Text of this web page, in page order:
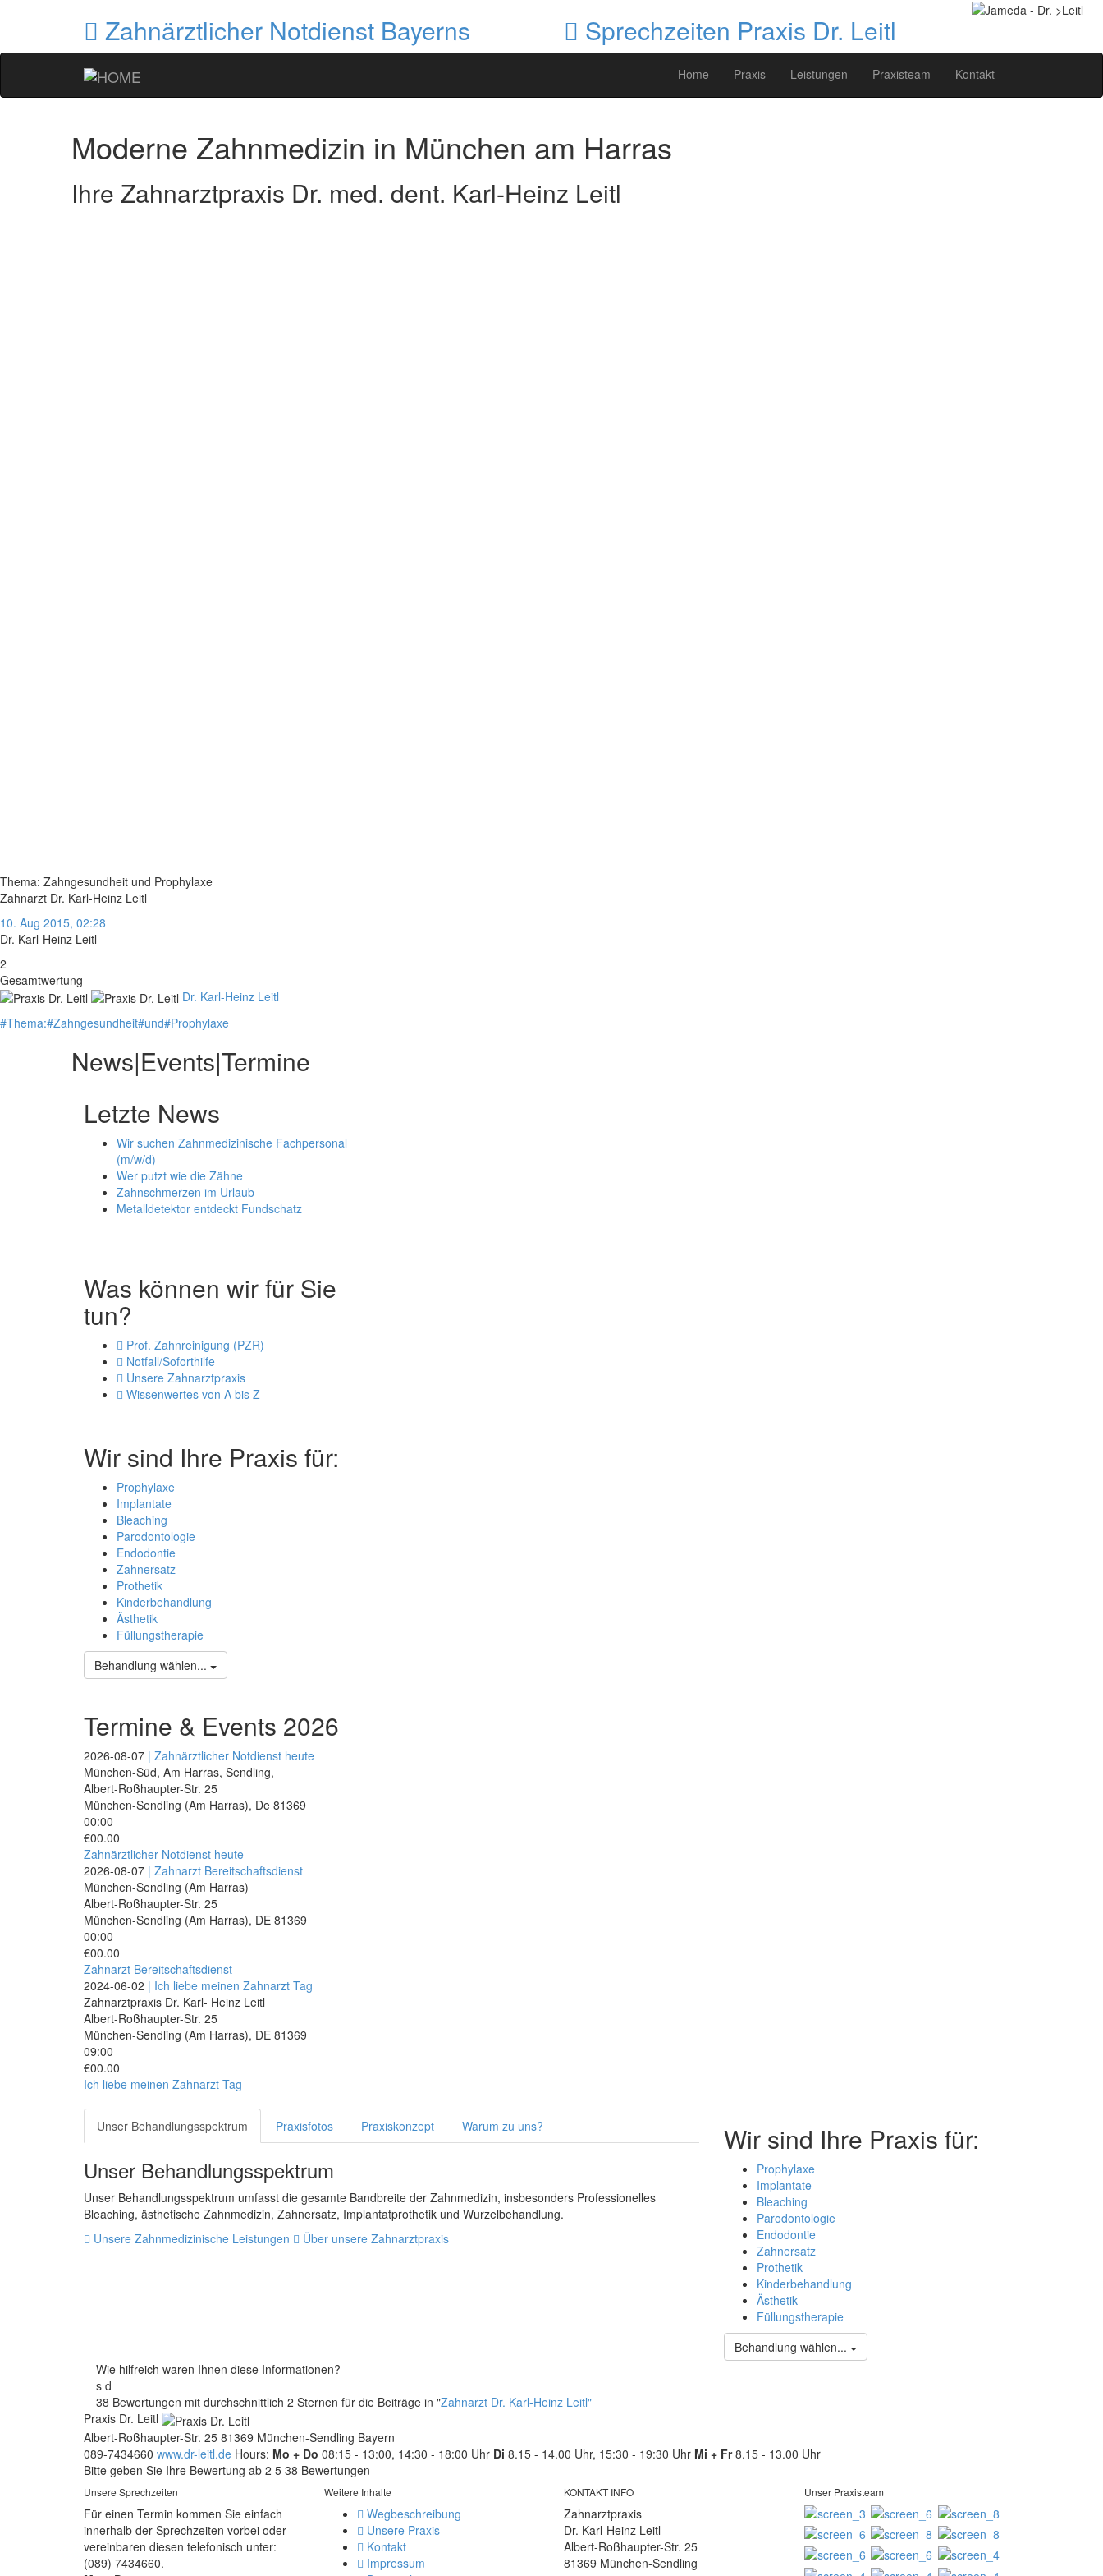
Zahnärztlicher Notdienst Bayerns Sprechzeiten Praxis Dr. Leitl
Home Praxis Leistungen Praxisteam Kontakt
Moderne Zahnmedizin in München am Harras
Ihre Zahnarztpraxis Dr. med. dent. Karl-Heinz Leitl
Thema: Zahngesundheit und Prophylaxe
Zahnarzt Dr. Karl-Heinz Leitl
10. Aug 2015, 02:28
Dr. Karl-Heinz Leitl
2
Gesamtwertung
Dr. Karl-Heinz Leitl
#Thema:#Zahngesundheit#und#Prophylaxe
News|Events|Termine
Letzte News
Wir suchen Zahnmedizinische Fachpersonal
(m/w/d)
Wer putzt wie die Zähne
Zahnschmerzen im Urlaub
Metalldetektor entdeckt Fundschatz
Was können wir für Sie
tun?
Prof. Zahnreinigung (PZR)
Notfall/Soforthilfe
Unsere Zahnarztpraxis
Wissenwertes von A bis Z
Wir sind Ihre Praxis für:
Prophylaxe
Implantate
Bleaching
Parodontologie
Endodontie
Zahnersatz
Prothetik
Kinderbehandlung
Ästhetik
Füllungstherapie
Behandlung wählen...
Termine & Events 2026
2026-08-07 | Zahnärztlicher Notdienst heute
München-Süd, Am Harras, Sendling,
Albert-Roßhaupter-Str. 25
München-Sendling (Am Harras), De 81369
00:00
€00.00
Zahnärztlicher Notdienst heute
2026-08-07 | Zahnarzt Bereitschaftsdienst
München-Sendling (Am Harras)
Albert-Roßhaupter-Str. 25
München-Sendling (Am Harras), DE 81369
00:00
€00.00
Zahnarzt Bereitschaftsdienst
2024-06-02 | Ich liebe meinen Zahnarzt Tag
Zahnarztpraxis Dr. Karl- Heinz Leitl
Albert-Roßhaupter-Str. 25
München-Sendling (Am Harras), DE 81369
09:00
€00.00
Ich liebe meinen Zahnarzt Tag
Unser Behandlungsspektrum Praxisfotos Praxiskonzept Warum zu uns?
Unser Behandlungsspektrum
Unser Behandlungsspektrum umfasst die gesamte Bandbreite der Zahnmedizin, insbesonders Professionelles
Bleaching, ästhetische Zahnmedizin, Zahnersatz, Implantatprothetik und Wurzelbehandlung.
Unsere Zahnmedizinische Leistungen
Über unsere Zahnarztpraxis
Wir sind Ihre Praxis für:
Prophylaxe
Implantate
Bleaching
Parodontologie
Endodontie
Zahnersatz
Prothetik
Kinderbehandlung
Ästhetik
Füllungstherapie
Behandlung wählen...
Wie hilfreich waren Ihnen diese Informationen?
s d
38 Bewertungen mit durchschnittlich 2 Sternen für die Beiträge in "Zahnarzt Dr. Karl-Heinz Leitl"
Praxis Dr. Leitl
Albert-Roßhaupter-Str. 25 81369 München-Sendling Bayern
089-7434660 www.dr-leitl.de Hours: Mo + Do 08:15 - 13:00, 14:30 - 18:00 Uhr Di 8.15 - 14.00 Uhr, 15:30 - 19:30 Uhr Mi + Fr8.15 - 13.00 Uhr
Bitte geben Sie Ihre Bewertung ab 2 5 38 Bewertungen
Unsere Sprechzeiten
Für einen Termin kommen Sie einfach
innerhalb der Sprechzeiten vorbei oder
vereinbaren diesen telefonisch unter:
(089) 7434660.
Weitere Inhalte
Wegbeschreibung
Unsere Praxis
Kontakt
Impressum
KONTAKT INFO
Zahnarztpraxis
Dr. Karl-Heinz Leitl
Albert-Roßhaupter-Str. 25
81369 München-Sendling
Unser Praxisteam